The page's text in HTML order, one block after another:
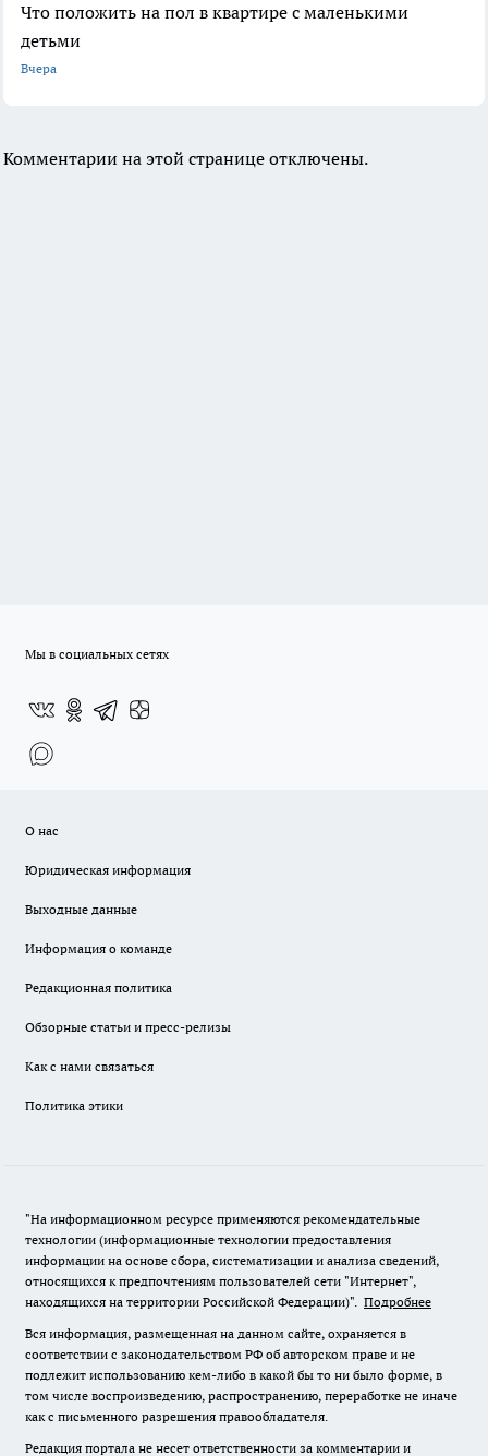
Что положить на пол в квартире с маленькими
детьми
Вчера
Комментарии на этой странице отключены.
Мы в социальных сетях
О нас
Юридическая информация
Выходные данные
Информация о команде
Редакционная политика
Обзорные статьи и пресс-релизы
Как с нами связаться
Политика этики
"На информационном ресурсе применяются рекомендательные
технологии (информационные технологии предоставления
информации на основе сбора, систематизации и анализа сведений,
относящихся к предпочтениям пользователей сети "Интернет",
находящихся на территории Российской Федерации)". Подробнее
Вся информация, размещенная на данном сайте, охраняется в
соответствии с законодательством РФ об авторском праве и не
подлежит использованию кем-либо в какой бы то ни было форме, в
том числе воспроизведению, распространению, переработке не иначе
как с письменного разрешения правообладателя.
Редакция портала не несет ответственности за комментарии и